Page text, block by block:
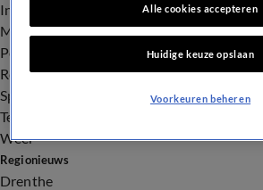
Infrastructuur
Milieu en Gezondheid
Politiek
Royalty
Sport
Tech
Weer
Regionieuws
Drenthe
Alle cookies accepteren
Huidige keuze opslaan
Voorkeuren beheren